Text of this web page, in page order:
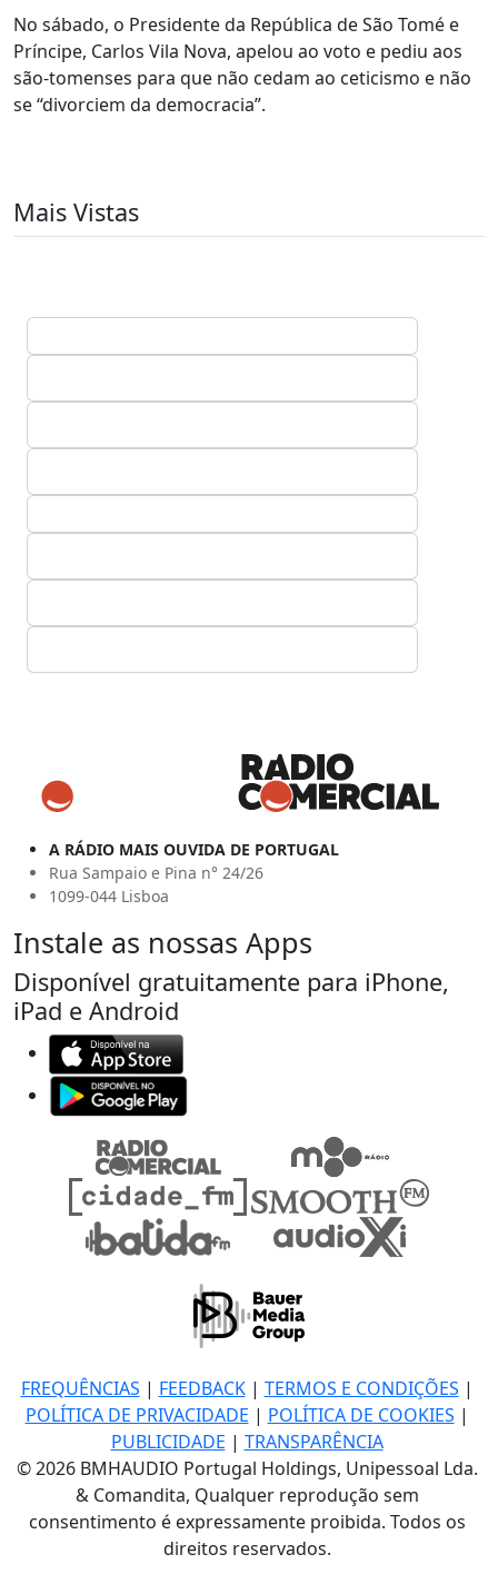
No sábado, o Presidente da República de São Tomé e
Príncipe, Carlos Vila Nova, apelou ao voto e pediu aos
são-tomenses para que não cedam ao ceticismo e não
se “divorciem da democracia”.
Mais Vistas
A RÁDIO MAIS OUVIDA DE PORTUGAL
Rua Sampaio e Pina n° 24/26
1099-044 Lisboa
Instale as nossas Apps
Disponível gratuitamente para iPhone,
iPad e Android
FREQUÊNCIAS | FEEDBACK| TERMOS E CONDIÇÕES |
POLÍTICA DE PRIVACIDADE | POLÍTICA DE COOKIES |
PUBLICIDADE | TRANSPARÊNCIA
© 2026 BMHAUDIO Portugal Holdings, Unipessoal Lda.
& Comandita, Qualquer reprodução sem
consentimento é expressamente proibida. Todos os
direitos reservados.